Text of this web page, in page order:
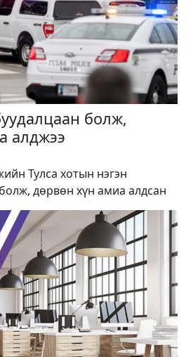
болж,
алджээ
Тулса хотын нэгэн
дөрвөн хүн амиа алдсан